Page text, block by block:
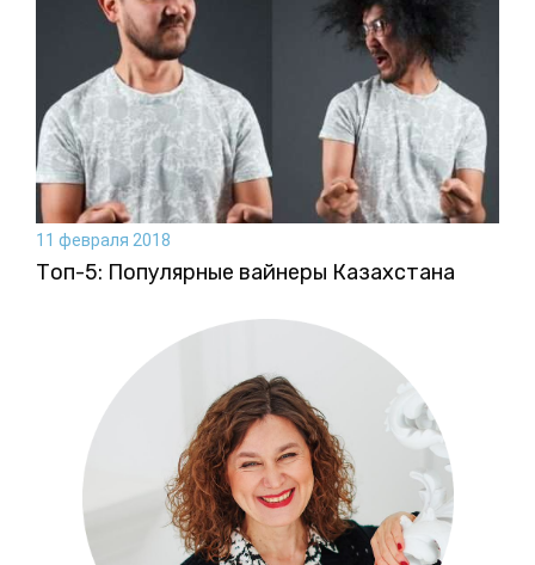
11 февраля 2018
Топ-5: Популярные вайнеры Казахстана